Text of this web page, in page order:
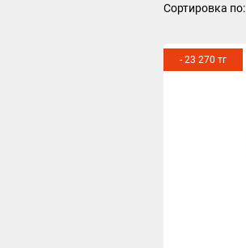
Сортировка по:
- 23 270 тг